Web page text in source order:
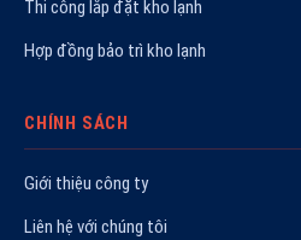
Thi công lắp đặt kho lạnh
Hợp đồng bảo trì kho lạnh
CHÍNH SÁCH
Giới thiệu công ty
Liên hệ với chúng tôi